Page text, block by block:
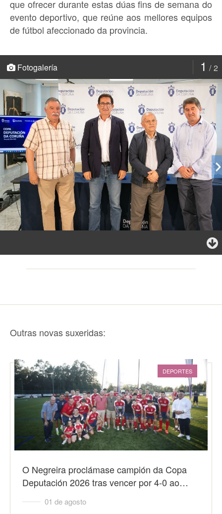
que ofrecer durante estas dúas fins de semana do
evento deportivo, que reúne aos mellores equipos
de fútbol afeccionado da provincia.
1 2
Fotogalería
Outras novas suxeridas:
DEPORTES
O Negreira proclámase campión da Copa
Deputación 2026 tras vencer por 4-0 ao…
01 de agosto